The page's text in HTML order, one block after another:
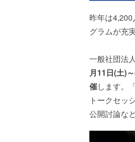
昨年は
グラムが充
一般社団法
月11日(土)
催します。
トークセッ
公開討論など